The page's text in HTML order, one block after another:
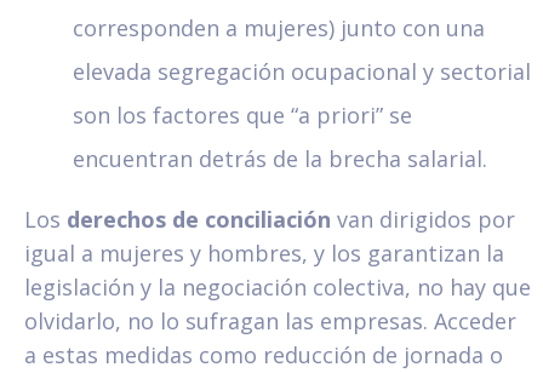
corresponden a mujeres) junto con una
elevada segregación ocupacional y sectorial
son los factores que “a priori” se
encuentran detrás de la brecha salarial.
Los derechos de conciliación van dirigidos por
igual a mujeres y hombres, y los garantizan la
legislación y la negociación colectiva, no hay que
olvidarlo, no lo sufragan las empresas. Acceder
a estas medidas como reducción de jornada o